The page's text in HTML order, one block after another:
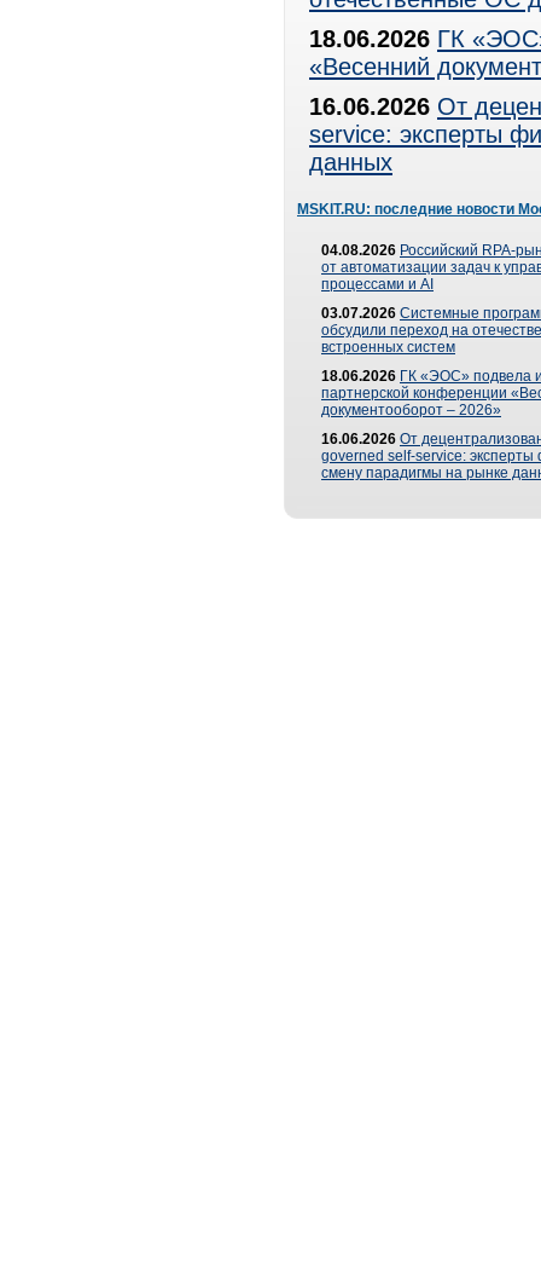
18.06.2026 ГК
«Весенний
16.06.2026 От
service: эксперты
данных
MSKIT.RU: последние новости
04.08.2026 Российский RPA-
от автоматизации задач к
процессами и AI
03.07.2026 Системные
обсудили переход на
встроенных систем
18.06.2026 ГК «ЭОС» подвела
партнерской конференции
документооборот – 2026»
16.06.2026 От
governed self-service: эксперты
смену парадигмы на рынке